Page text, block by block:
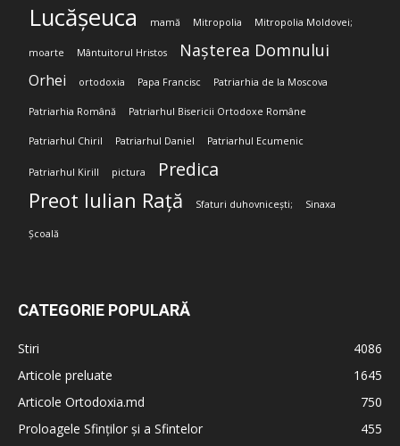
Lucășeuca mamă Mitropolia Mitropolia Moldovei;
moarte Mântuitorul Hristos Nașterea Domnului
Orhei ortodoxia Papa Francisc Patriarhia de la Moscova
Patriarhia Română Patriarhul Bisericii Ortodoxe Române
Patriarhul Chiril Patriarhul Daniel Patriarhul Ecumenic
Patriarhul Kirill pictura Predica
Preot Iulian Rață Sfaturi duhovnicești; Sinaxa
Școală
CATEGORIE POPULARĂ
Stiri
4086
Articole preluate
1645
Articole Ortodoxia.md
750
Proloagele Sfinților și a Sfintelor
455